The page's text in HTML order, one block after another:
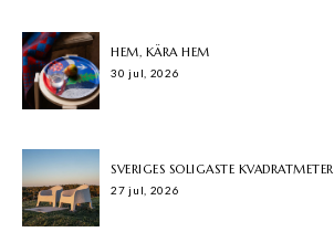
HEM, KÄRA HEM
30 jul, 2026
SVERIGES SOLIGASTE KVADRATMETER
27 jul, 2026